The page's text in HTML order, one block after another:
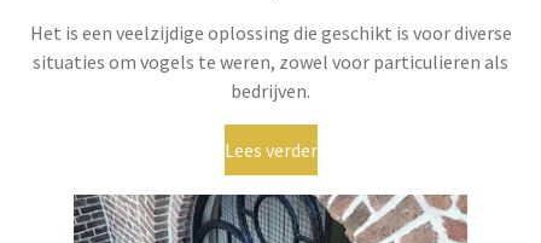
Het is een veelzijdige oplossing die geschikt is voor diverse
situaties om vogels te weren, zowel voor particulieren als
bedrijven.
Lees verder